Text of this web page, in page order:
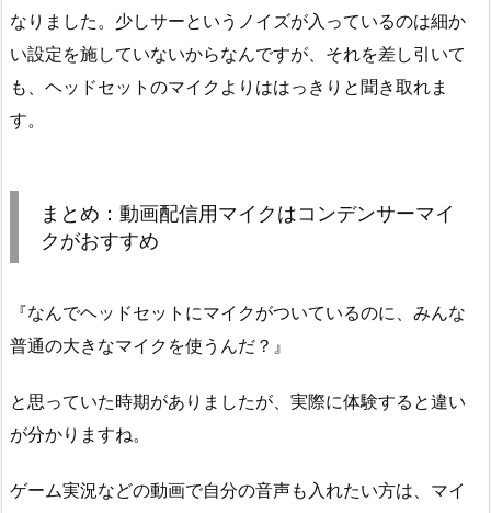
なりました。少しサーというノイズが入っているのは細か
い設定を施していないからなんですが、それを差し引いて
も、ヘッドセットのマイクよりははっきりと聞き取れま
す。
まとめ：動画配信用マイクはコンデンサーマイ
クがおすすめ
『なんでヘッドセットにマイクがついているのに、みんな
普通の大きなマイクを使うんだ？』
と思っていた時期がありましたが、実際に体験すると違い
が分かりますね。
ゲーム実況などの動画で自分の音声も入れたい方は、マイ